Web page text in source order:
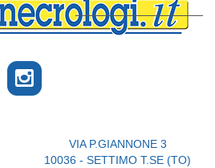
VIA P.GIANNONE 3
10036 - SETTIMO T.SE (TO)